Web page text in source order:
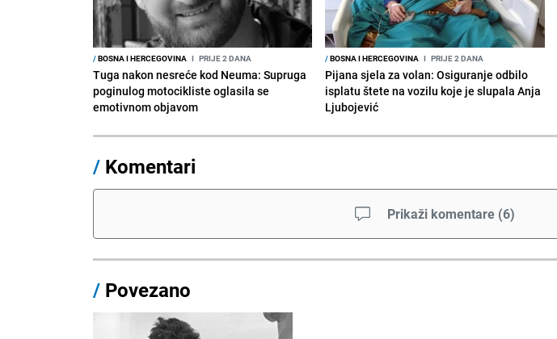
/BOSNA I HERCEGOVINA I PRIJE 2 DANA
Tuga nakon nesreće kod Neuma: Supruga
poginulog motocikliste oglasila se
emotivnom objavom
/BOSNA I HERCEGOVINA I PRIJE 2 DANA
Pijana sjela za volan: Osiguranje odbilo
isplatu štete na vozilu koje je slupala Anja
Ljubojević
/ Komentari
Prikaži komentare (6)
/ Povezano